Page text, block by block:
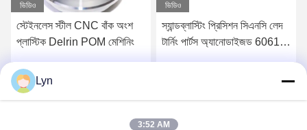
ভিডিও
স্টেইনলেস স্টীল CNC বাঁক অংশ
প্লাস্টিক Delrin POM মেশিনিং
ভিডিও
স্যান্ডব্লাস্টিং প্রিসিশন সিএনসি লেদ
টার্নিং পার্টস অ্যানোডাইজড 6061
Lyn
3:52 AM